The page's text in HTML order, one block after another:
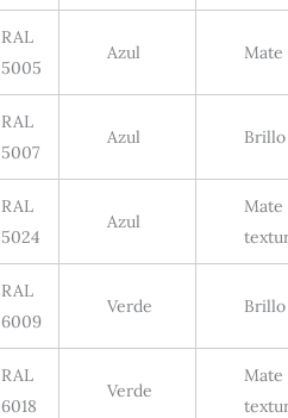
RAL
5005
Azul Mate
RAL
5007
Azul Brillo
RAL
5024
Azul
Mate
RAL
6009
Verde Brillo
RAL
6018
Verde
Mate